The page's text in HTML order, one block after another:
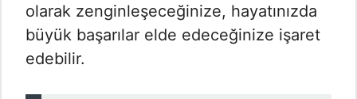
olarak zenginleşeceğinize, hayatınızda
büyük başarılar elde edeceğinize işaret
edebilir.